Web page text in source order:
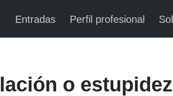
Entradas Perfil profesional
o